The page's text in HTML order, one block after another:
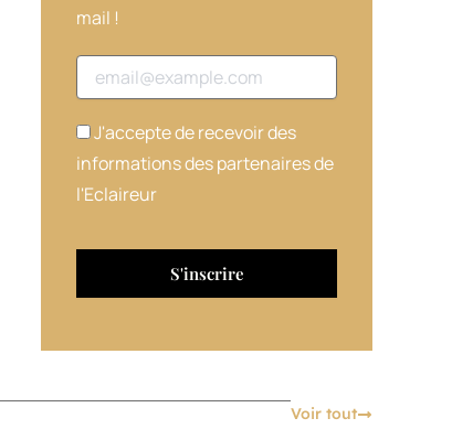
mail !
Adresse email
J'accepte de recevoir des
informations des partenaires de
l'Eclaireur
Voir tout